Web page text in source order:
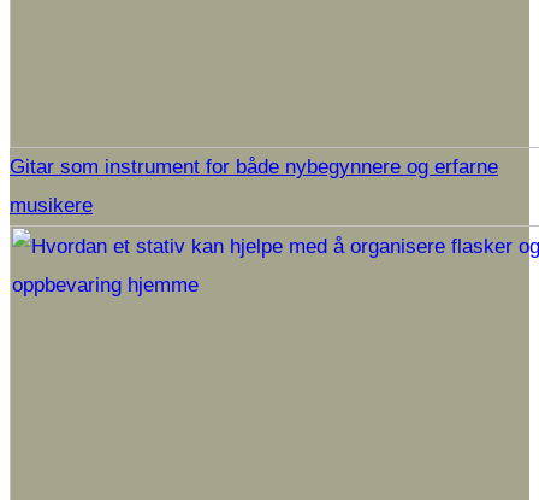
Gitar som instrument for både nybegynnere og erfarne
musikere